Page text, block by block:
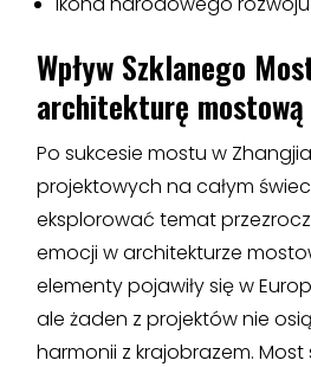
Wpływ Szklanego
architekturę mostową
Po sukcesie mostu w
projektowych na całym
eksplorować temat
emocji w architekturze
elementy pojawiły się w
ale żaden z projektów nie
harmonii z krajobrazem. Most